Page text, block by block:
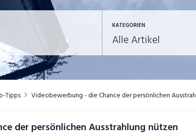
KATEGORIEN
Bewerbung
Job-News
Video
Tipps Videobewerbung - die Chance der persönlichen
der persönlichen Ausstrahlung nützen